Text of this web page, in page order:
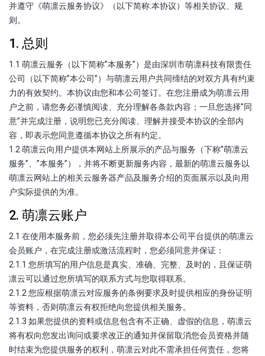
并遵守《萌凛云服务协议》（以下简称:本协议）等相关协议、规
则。
1. 总则
1.1 萌凛云服务（以下简称”本服务”）是由深圳市萌凛科技有限责任
公司（以下简称”本公司”）与萌凛云用户共同缔结的对双方具有约束
力的有效契约。本协议由您和本公司签订。在您注册成为萌凛云用
户之前，请您务必谨慎阅读、充分理解各条款内容；一旦您选择”同
意”并完成注册，说明您已充分阅读、理解并接受本协议的全部内
容，即表示您同意遵循本协议之所有约定。
1.2 萌凛云向用户提供本网站上所展示的产品与服务（下称”萌凛云
服务”、”本服务”），并将不断更新服务内容，最新的萌凛云服务以
萌凛云网站上的相关云服务器产品及服务介绍的页面展示以及向用
户实际提供的为准。
2. 萌凛云账户
2.1 在使用本服务前，您必须先注册并取得本公司平台提供的萌凛云
会员账户，在完成注册或激活流程时，您必须同意并保证：
2.1.1 您所填写的用户信息是真实、准确、完整、及时的，且保证萌
凛云可以通过您所填写的联系方式与您取得联系。
2.1.2 您应根据萌凛云对应服务的条例要求及时提供相应的身份证明
等资料，否则萌凛云有权拒绝向您提供相关服务。
2.1.3 如果您提供的资料或信息包含有不正确、虚假的信息，萌凛云
将有权向您发出询问或要求改正的通知并保留取消您会员资格并随
时结束为您提供服务的权利，萌凛云对此不需承担任何责任，您将